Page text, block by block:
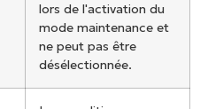
lors de l'activation du
mode maintenance et
ne peut pas être
désélectionnée.